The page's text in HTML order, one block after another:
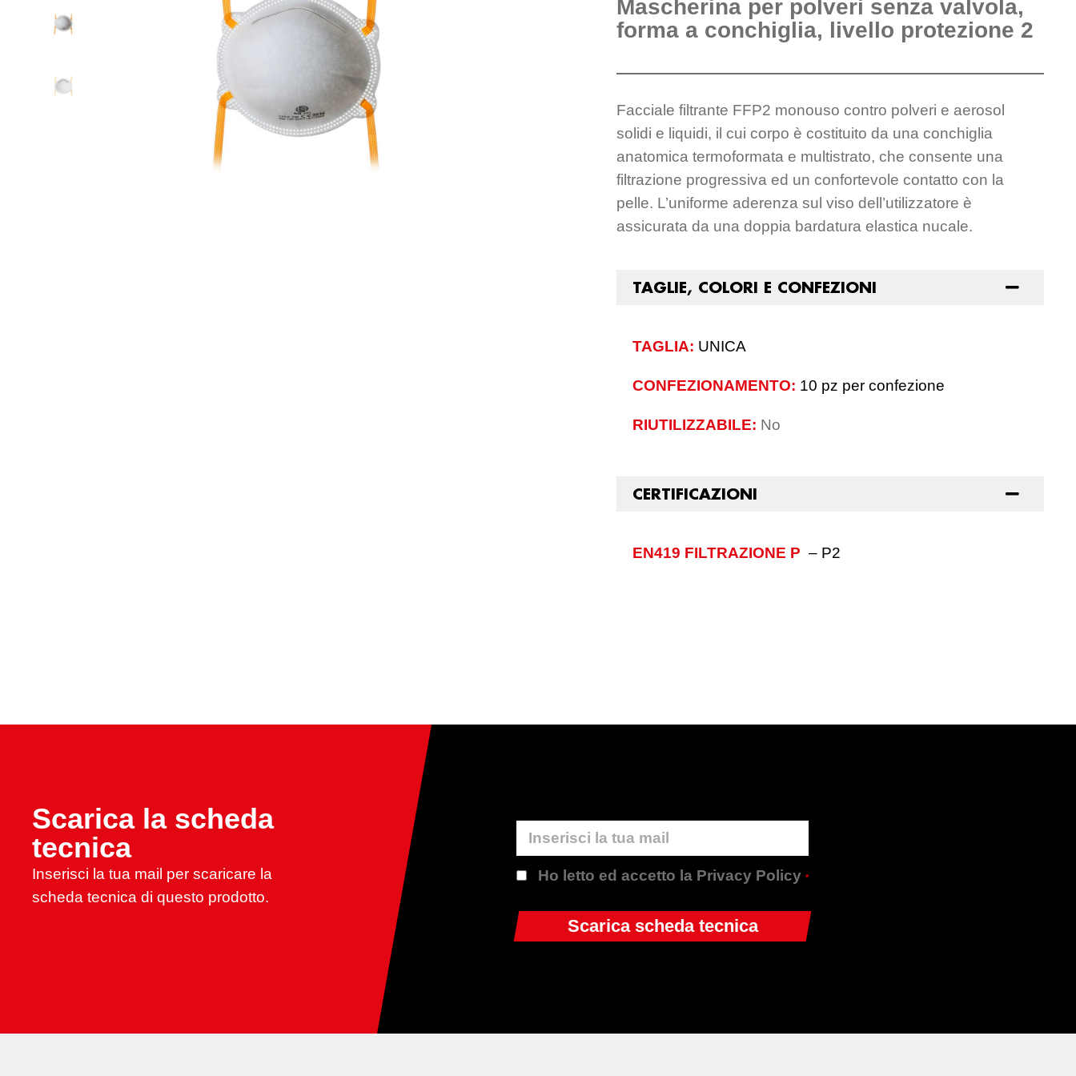
Mascherina per polveri senza valvola,
forma a conchiglia, livello protezione 2
Facciale filtrante FFP2 monouso contro polveri e aerosol
solidi e liquidi, il cui corpo è costituito da una conchiglia
anatomica termoformata e multistrato, che consente una
filtrazione progressiva ed un confortevole contatto con la
pelle. L’uniforme aderenza sul viso dell’utilizzatore è
assicurata da una doppia bardatura elastica nucale.
TAGLIE, COLORI E CONFEZIONI
TAGLIA: UNICA
CONFEZIONAMENTO: 10 pz per confezione
RIUTILIZZABILE: No
CERTIFICAZIONI
EN419 FILTRAZIONE P – P2
Scarica la scheda
tecnica
Inserisci la tua mail per scaricare la
scheda tecnica di questo prodotto.
Ho letto ed accetto la Privacy Policy*